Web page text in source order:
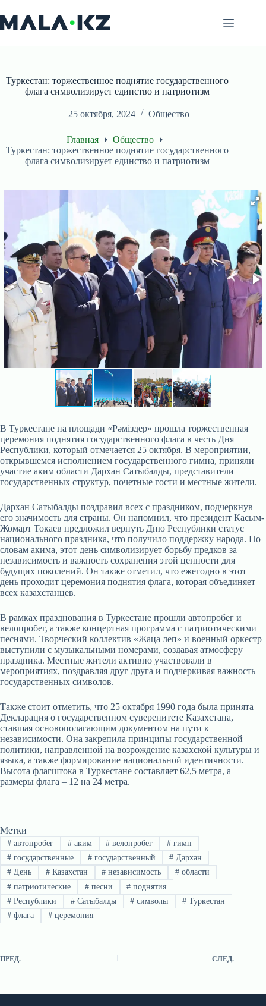
к
сути
Туркестан: торжественное поднятие государственного
флага символизирует единство и патриотизм
25 октября, 2024 Общество
Главная
Общество
Туркестан: торжественное поднятие государственного
флага символизирует единство и патриотизм
В Туркестане на площади «Рәміздер» прошла торжественная
церемония поднятия государственного флага в честь Дня
Республики, который отмечается 25 октября. В мероприятии,
открывшемся исполнением государственного гимна, приняли
участие аким области Дархан Сатыбалды, представители
государственных структур, почетные гости и местные жители.
Дархан Сатыбалды поздравил всех с праздником, подчеркнув
его значимость для страны. Он напомнил, что президент Касым-
Жомарт Токаев предложил вернуть Дню Республики статус
национального праздника, что получило поддержку народа. По
словам акима, этот день символизирует борьбу предков за
независимость и важность сохранения этой ценности для
будущих поколений. Он также отметил, что ежегодно в этот
день проходит церемония поднятия флага, которая объединяет
всех казахстанцев.
В рамках празднования в Туркестане прошли автопробег и
велопробег, а также концертная программа с патриотическими
песнями. Творческий коллектив «Жаңа леп» и военный оркестр
выступили с музыкальными номерами, создавая атмосферу
праздника. Местные жители активно участвовали в
мероприятиях, поздравляя друг друга и подчеркивая важность
государственных символов.
Также стоит отметить, что 25 октября 1990 года была принята
Декларация о государственном суверенитете Казахстана,
ставшая основополагающим документом на пути к
независимости. Она закрепила принципы государственной
политики, направленной на возрождение казахской культуры и
языка, а также формирование национальной идентичности.
Высота флагштока в Туркестане составляет 62,5 метра, а
размеры флага – 12 на 24 метра.
Метки
#автопробег #аким # велопробег # гимн
#государственные #государственный # Дархан
#День #Казахстан # независимость # области
#патриотические #песни # поднятия
#Республики #Сатыбалды # символы # Туркестан
#флага #церемония
ПРЕД. СЛЕД.